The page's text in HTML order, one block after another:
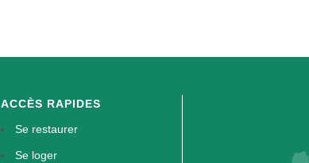
ACCÈS RAPIDES
Se restaurer
Se loger